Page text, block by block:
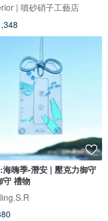
| 噴砂硝子工藝店
嗨季-潛安 | 壓克力御守
守 禮物